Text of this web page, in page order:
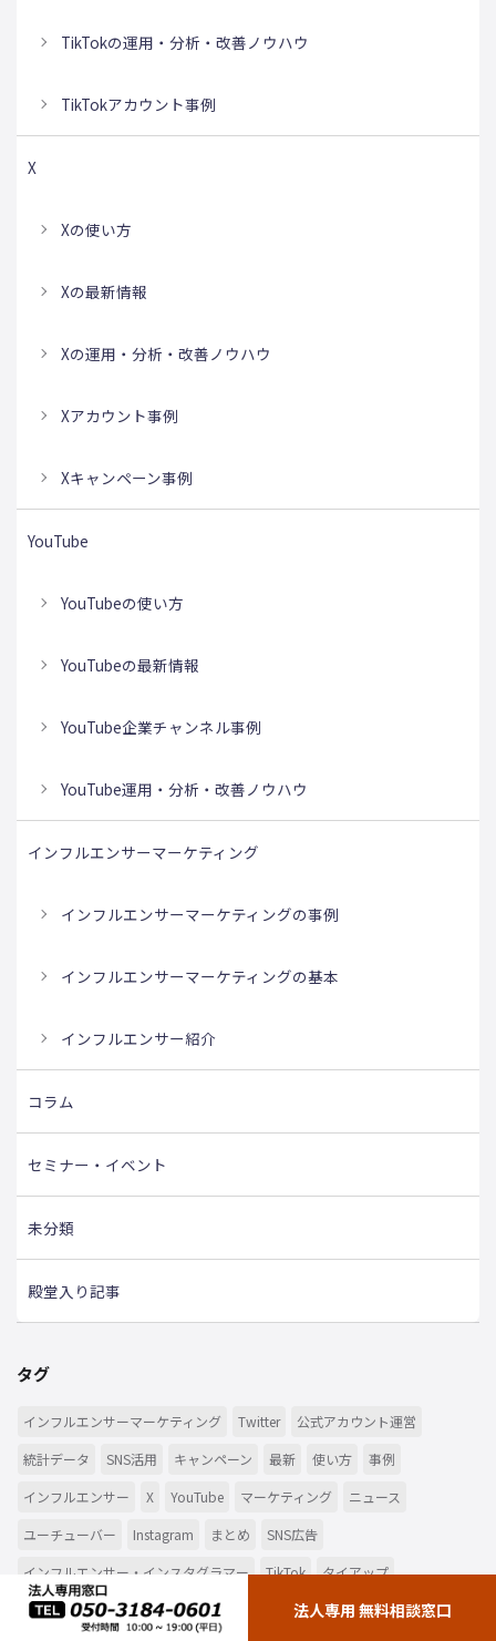
TikTokの運用・分析・改善ノウハウ
TikTokアカウント事例
X
Xの使い方
Xの最新情報
Xの運用・分析・改善ノウハウ
Xアカウント事例
Xキャンペーン事例
YouTube
YouTubeの使い方
YouTubeの最新情報
YouTube企業チャンネル事例
YouTube運用・分析・改善ノウハウ
インフルエンサーマーケティング
インフルエンサーマーケティングの事例
インフルエンサーマーケティングの基本
インフルエンサー紹介
コラム
セミナー・イベント
未分類
殿堂入り記事
タグ
インフルエンサーマーケティング Twitter
公式アカウント運営
統計データ
SNS活用 キャンペーン 最新 使い方
事例
インフルエンサー
X YouTube マーケティング
ニュース
ユーチューバー
Instagram まとめ
SNS広告
インフルエンサー・インスタグラマー
TikTok タイアップ
法人専用 無料相談窓口